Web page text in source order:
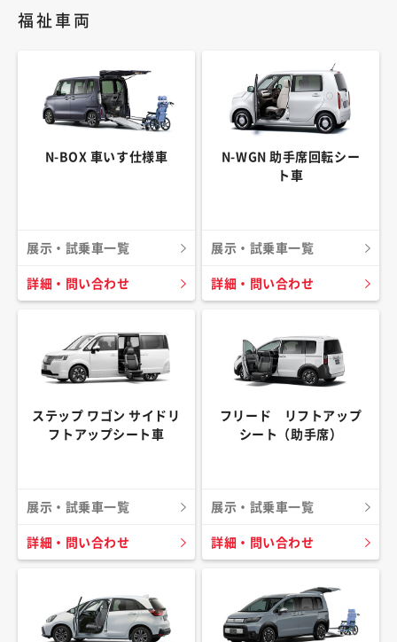
福祉車両
N-BOX 車いす仕様車
展示・試乗車一覧
詳細・問い合わせ
N-WGN 助手席回転シー
ト車
展示・試乗車一覧
詳細・問い合わせ
ステップ ワゴン サイドリ
フトアップシート車
展示・試乗車一覧
詳細・問い合わせ
フリード リフトアップ
シート（助手席）
展示・試乗車一覧
詳細・問い合わせ